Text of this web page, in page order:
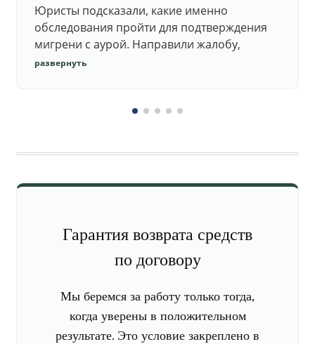
Юристы подсказали, какие именно
обследования пройти для подтверждения
мигрени с аурой. Направили жалобу,
добились повторного осмотра и списания в
развернуть
Гарантия возврата средств
по договору
Мы беремся за работу только тогда,
когда уверены в положительном
результате. Это условие закреплено в